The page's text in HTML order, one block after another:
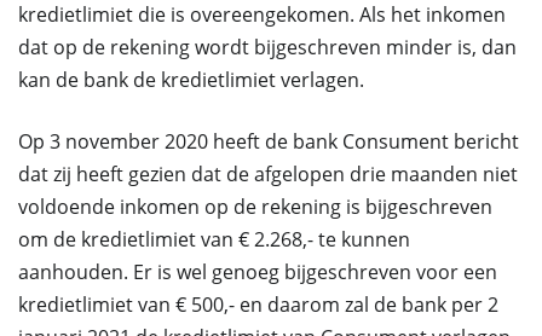
kredietlimiet die is overeengekomen. Als het inkomen
dat op de rekening wordt bijgeschreven minder is, dan
kan de bank de kredietlimiet verlagen.
Op 3 november 2020 heeft de bank Consument bericht
dat zij heeft gezien dat de afgelopen drie maanden niet
voldoende inkomen op de rekening is bijgeschreven
om de kredietlimiet van € 2.268,- te kunnen
aanhouden. Er is wel genoeg bijgeschreven voor een
kredietlimiet van € 500,- en daarom zal de bank per 2